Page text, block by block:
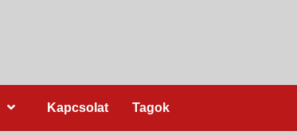
Kapcsolat Tagok